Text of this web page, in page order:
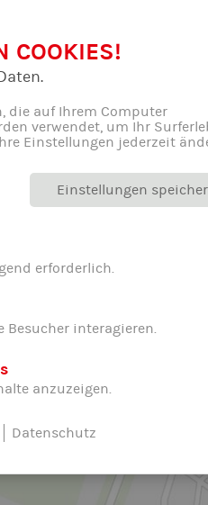
COOKIES!
die auf Ihrem Computer
verwendet, um Ihr
Einstellungen jederzeit
Einstellungen
erforderlich.
Besucher interagieren.
anzuzeigen.
Datenschutz